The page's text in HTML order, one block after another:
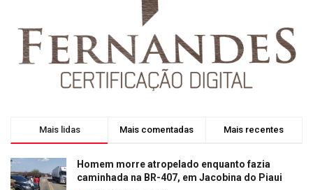
Mais lidas Mais comentadas Mais recentes
Homem morre atropelado enquanto fazia
caminhada na BR-407, em Jacobina do Piaui